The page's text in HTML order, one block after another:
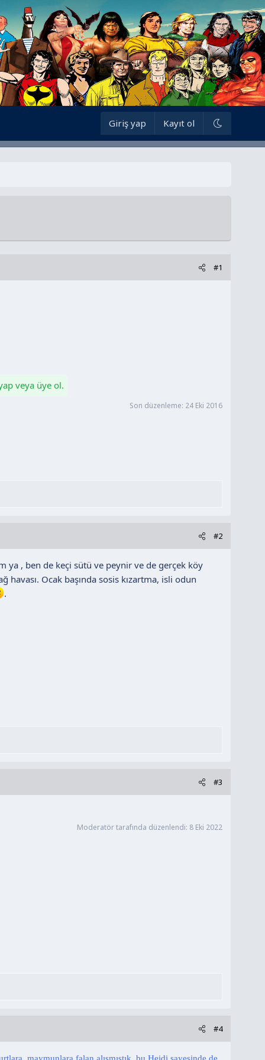
Giriş yap Kayıt ol
#1
veya üye ol.
Son düzenleme: 24 Eki 2016
#2
ya , ben de keçi sütü ve peynir ve de gerçek köy
havası. Ocak başında sosis kızartma, isli odun
.
#3
Moderatör tarafında düzenlendi: 8 Eki 2022
#4
maymunlara falan alışmıştık, bu Heidi sayesinde de